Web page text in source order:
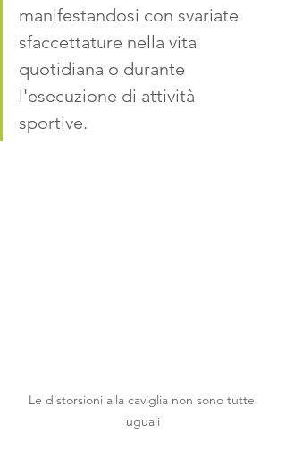
manifestandosi con svariate
sfaccettature nella vita
quotidiana o durante
l'esecuzione di attività
sportive.
Le distorsioni alla caviglia non sono tutte
uguali